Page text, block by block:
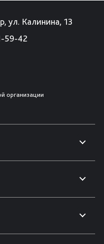
ул. Калинина, 13
59-42
организации